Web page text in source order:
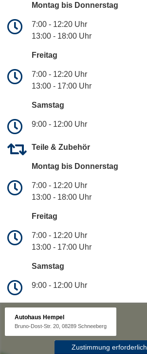
Montag bis Donnerstag
7:00 - 12:20 Uhr
13:00 - 18:00 Uhr
Freitag
7:00 - 12:20 Uhr
13:00 - 17:00 Uhr
Samstag
9:00 - 12:00 Uhr
Teile & Zubehör
Montag bis Donnerstag
7:00 - 12:20 Uhr
13:00 - 18:00 Uhr
Freitag
7:00 - 12:20 Uhr
13:00 - 17:00 Uhr
Samstag
9:00 - 12:00 Uhr
Autohaus Hempel
Bruno-Dost-Str. 20, 08289 Schneeberg
Zustimmung erforderlich